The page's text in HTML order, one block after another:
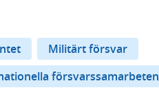
Militärt försvar
försvarssamarbeten